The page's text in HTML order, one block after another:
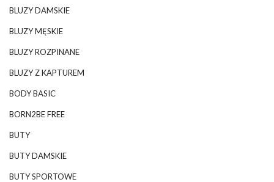
BLUZY DAMSKIE
BLUZY MĘSKIE
BLUZY ROZPINANE
BLUZY Z KAPTUREM
BODY BASIC
BORN2BE FREE
BUTY
BUTY DAMSKIE
BUTY SPORTOWE